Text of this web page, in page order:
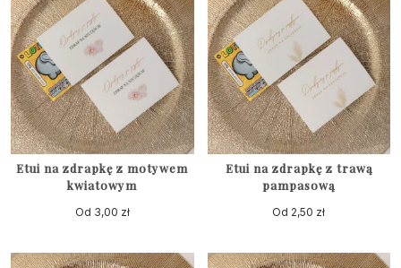
Etui na zdrapkę z motywem
kwiatowym
Od 3,00 zł
Etui na zdrapkę z trawą
pampasową
Od 2,50 zł